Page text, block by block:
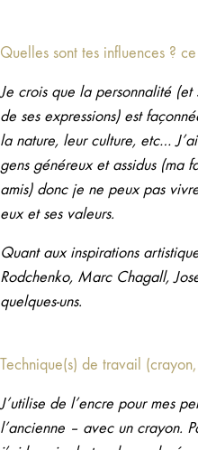
Quelles sont tes influences ?
Je crois que la personnalité
de ses expressions) est
la nature, leur culture, etc…
gens généreux et assidus (ma
amis) donc je ne peux pas
eux et ses valeurs.
Quant aux inspirations
Rodchenko, Marc Chagall,
quelques-uns.
Technique(s) de travail
J’utilise de l’encre pour mes
l’ancienne – avec un crayon.